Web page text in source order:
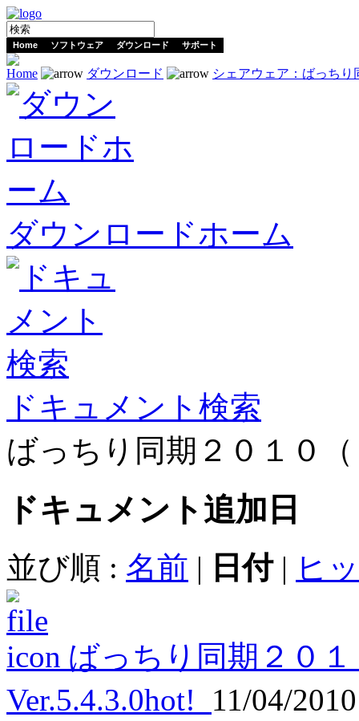
Home ソフトウェア ダウンロード サポート
Home ダウンロード シェアウェア：ばっちり
ダウンロードホーム
ドキュメント検索
ばっちり同期２０１０
ドキュメント 追加日
並び順 : 名前 | 日付 | ヒ
ばっちり同期２０
Ver.5.4.3.0hot!
11/04/